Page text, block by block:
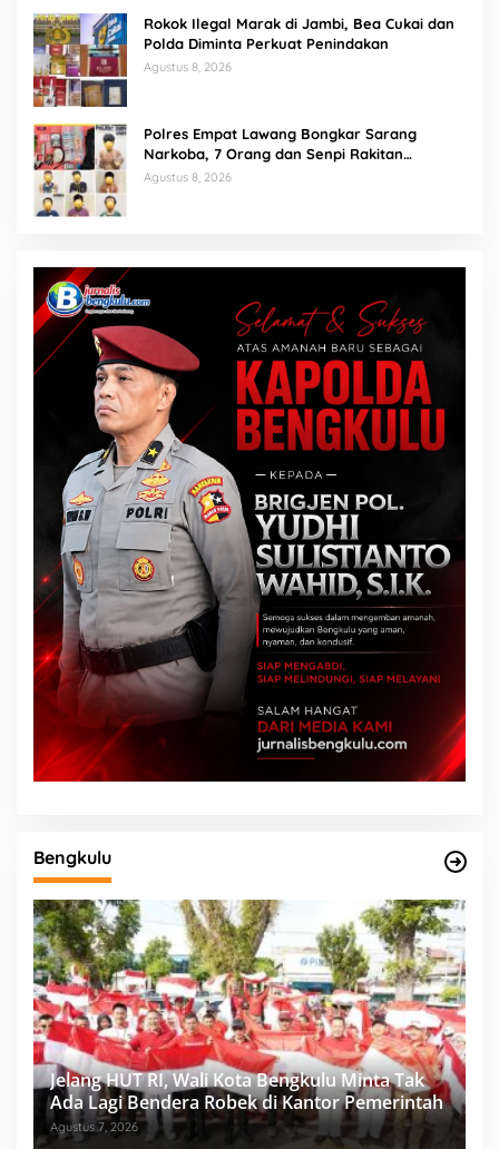
Rokok Ilegal Marak di Jambi, Bea Cukai dan
Polda Diminta Perkuat Penindakan
Agustus 8, 2026
Polres Empat Lawang Bongkar Sarang
Narkoba, 7 Orang dan Senpi Rakitan
Diamankan
Agustus 8, 2026
Bengkulu
Jelang HUT RI, Wali Kota Bengkulu Minta Tak
Ada Lagi Bendera Robek di Kantor Pemerintah
Agustus 7, 2026